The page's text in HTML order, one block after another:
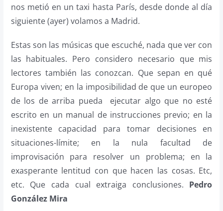
nos metió en un taxi hasta París, desde donde al día
siguiente (ayer) volamos a Madrid.
Estas son las músicas que escuché, nada que ver con
las habituales. Pero considero necesario que mis
lectores también las conozcan. Que sepan en qué
Europa viven; en la imposibilidad de que un europeo
de los de arriba pueda ejecutar algo que no esté
escrito en un manual de instrucciones previo; en la
inexistente capacidad para tomar decisiones en
situaciones-límite; en la nula facultad de
improvisación para resolver un problema; en la
exasperante lentitud con que hacen las cosas. Etc,
etc. Que cada cual extraiga conclusiones. Pedro
González Mira